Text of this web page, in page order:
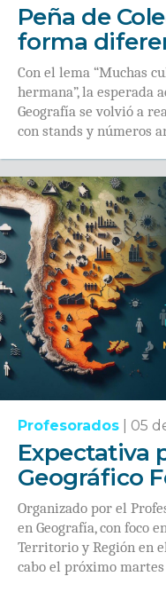
Peña de
forma
Con el lema “Muchas
hermana”, la esperada
Geografía se volvió a
con stands y números
Profesorados 05
Expectativa
Geográfico
Organizado por el
en Geografía, con foco
Territorio y Región en
cabo el próximo martes